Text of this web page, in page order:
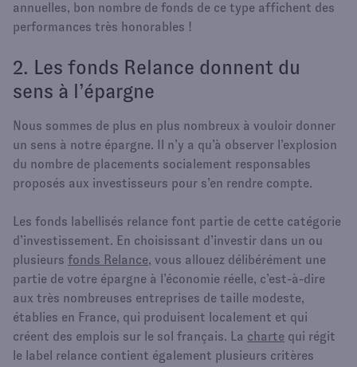
annuelles, bon nombre de fonds de ce type affichent des
performances très honorables !
2. Les fonds Relance donnent du
sens à l’épargne
Nous sommes de plus en plus nombreux à vouloir donner
un sens à notre épargne. Il n’y a qu’à observer l’explosion
du nombre de placements socialement responsables
proposés aux investisseurs pour s’en rendre compte.
Les fonds labellisés relance font partie de cette catégorie
d’investissement. En choisissant d’investir dans un ou
plusieurs fonds Relance, vous allouez délibérément une
partie de votre épargne à l’économie réelle, c’est-à-dire
aux très nombreuses entreprises de taille modeste,
établies en France, qui produisent localement et qui
créent des emplois sur le sol français. La charte qui régit
le label relance contient également plusieurs critères